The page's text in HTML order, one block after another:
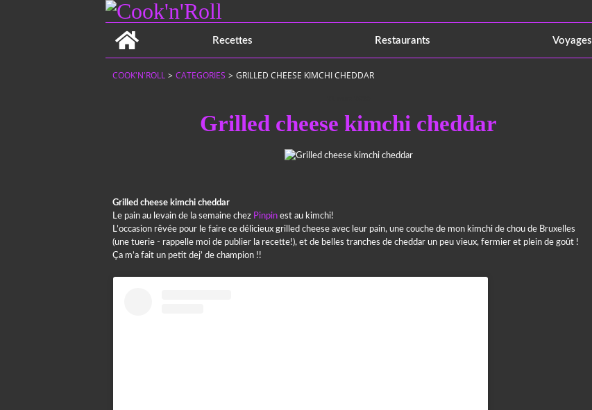
Recettes
Restaurants Voyages
COOK'N'ROLL > CATEGORIES > GRILLED CHEESE KIMCHI CHEDDAR
Grilled cheese kimchi cheddar
Grilled cheese kimchi cheddar
Le pain au levain de la semaine chez Pinpin est au kimchi!
L’occasion rêvée pour le faire ce délicieux grilled cheese avec leur pain, une couche de mon kimchi de chou de Bruxelles
(une tuerie - rappelle moi de publier la recette!), et de belles tranches de cheddar un peu vieux, fermier et plein de goût !
Ça m’a fait un petit dej’ de champion !!